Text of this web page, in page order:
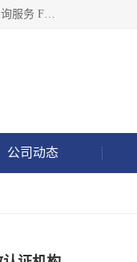
深圳市鼎顺检测认证有限公司专注于各类产品出口注册 产品注册 美国URN注册 跨境电商产品出口注册 产品出口注册咨询服务 FDA食品注册等我们是一家商务服务公司，为客户提供商标注册，本公司实力雄厚，能满足客户多种需求。
公司动态